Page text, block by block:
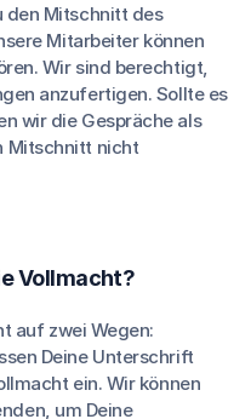
den Mitschnitt des
Mitarbeiter können
Wir sind berechtigt,
anzufertigen. Sollte es
wir die Gespräche als
Mitschnitt nicht
Vollmacht?
auf zwei Wegen:
Deine Unterschrift
ein. Wir können
um Deine